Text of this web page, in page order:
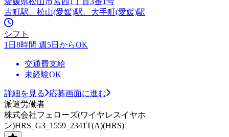
古町駅、松山(愛媛)駅、大手町(愛媛)駅
シフト
1日8時間 週5日からOK
交通費支給
未経験OK
詳細を見る
応募画面に進む
派遣労働者
株式会社フェローズ(ワイヤレスイヤホ
ン)HRS_G3_1559_2341T(A)(HRS)